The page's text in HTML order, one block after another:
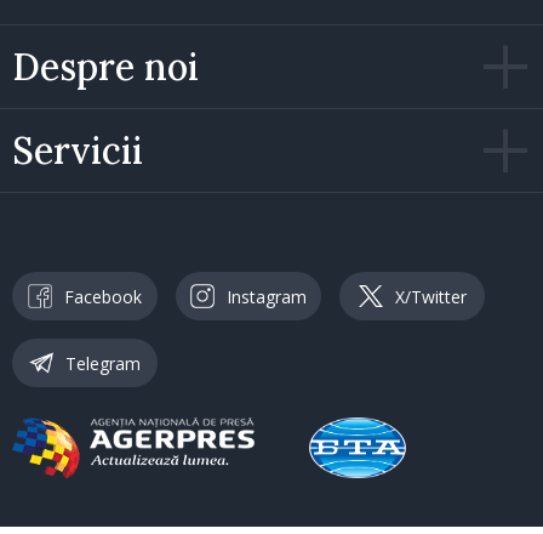
Despre noi
Servicii
Facebook Instagram X/Twitter
Telegram